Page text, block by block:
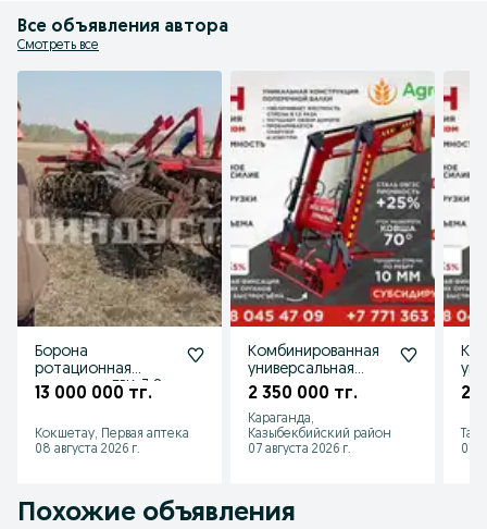
Все объявления автора
Смотреть все
Борона
ротационная
кольцевая БРК-3,8
13 000 000 тг.
Кокшетау, Первая аптека
08 августа 2026 г.
Комбинированная
универсальная
навеска на
,КУН-0.8
2 350 000 тг.
Караганда,
Казыбекбийский район
07 августа 2026 г.
2
07
Похожие объявления